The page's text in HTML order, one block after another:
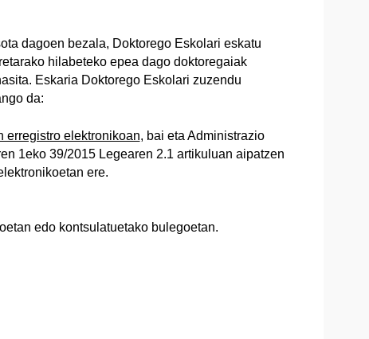
dagoen bezala, Doktorego Eskolari eskatu
hilabeteko epea dago doktoregaiak
Eskaria Doktorego Eskolari zuzendu
da:
erregistro elektronikoan, bai eta Administrazio
1eko 39/2015 Legearen 2.1 artikuluan aipatzen
ere.
edo kontsulatuetako bulegoetan.